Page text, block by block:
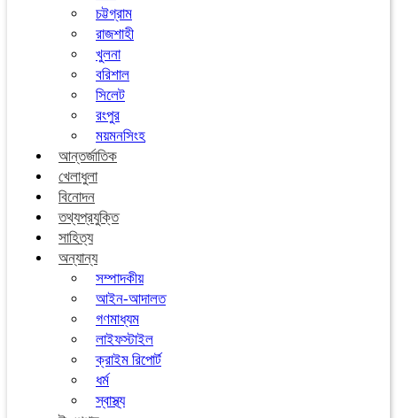
চট্টগ্রাম
রাজশাহী
খুলনা
বরিশাল
সিলেট
রংপুর
ময়মনসিংহ
আন্তর্জাতিক
খেলাধুলা
বিনোদন
তথ্যপ্রযুক্তি
সাহিত্য
অন্যান্য
সম্পাদকীয়
আইন-আদালত
গণমাধ্যম
লাইফস্টাইল
ক্রাইম রিপোর্ট
ধর্ম
স্বাস্থ্য